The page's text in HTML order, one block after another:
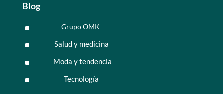
Blog
^ Grupo OMK
^ Salud y medicina
^ Moda y tendencia
^ Tecnología